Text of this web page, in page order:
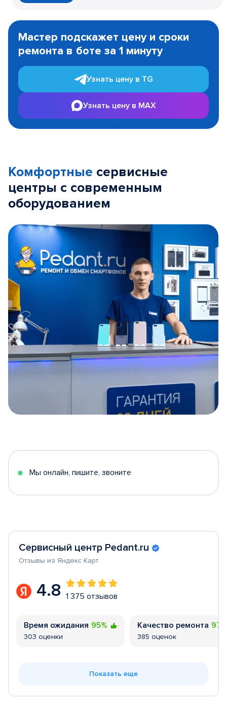
1
Мастер подскажет цену и сроки
ремонта в боте за 1 минуту
Узнать цену в TG
Узнать цену в MAX
Комфортные сервисные
центры с современным
оборудованием
5
Мы онлайн, пишите, звоните
Сервисный центр Pedant.ru
Отзывы из Яндекс Карт
4.8 1 375 отзывов
Время ожидания 95%
303 оценки
Качество ремонта
385 оценок
Показать еще